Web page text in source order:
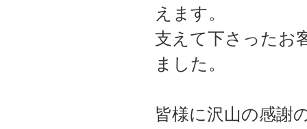
えます。
支えて下さったお
ました。
皆様に沢山の感謝